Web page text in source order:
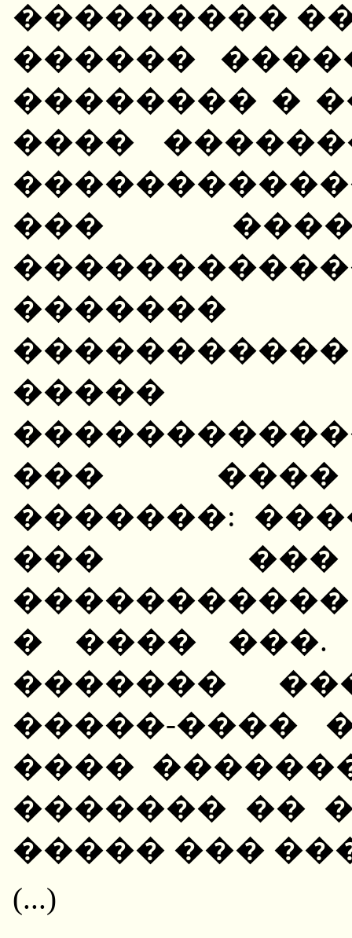
���������
������
�������� �
����
���
�����
��� ����
�������:
��� ���
� ���� ���.
�������
�����-����
����
������� ��
����� ���
(...)